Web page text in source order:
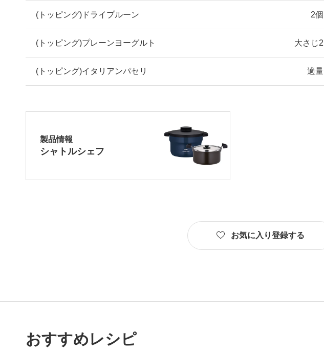
(トッピング)ドライプルーン 2個
(トッピング)プレーンヨーグルト 大さじ2
(トッピング)イタリアンパセリ 適量
製品情報
シャトルシェフ
お気に入り登録する
おすすめレシピ